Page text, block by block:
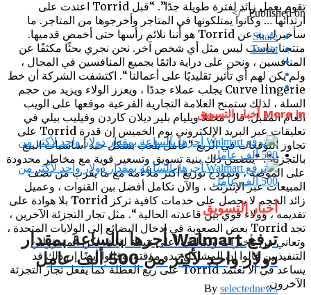
تقوم بعمل زائد لفترة طويلة جدًا”. “قبل Torrid اعتدت على
ارتدائها … وكانوا يمتلكونها في المتاجر وأخرجوها من المتاجر. ما
سأخبرك به عن Torrid هو أننا نلائم رأسها حتى أخمص قدميها.
منتجنا يناسب ليس مثل أي شخص آخر. نحن نجري بحثًا مكثفًا عن
المنافسين ، ونحن على دراية دائمًا بجميع المنافسين في المجال ،
ولم يكن لهم أي تأثير تقليديًا على أعمالنا “. اكتشفت الشركة أن خط
Curve lingerie يجلب عملاء جددًا ، ويعزز الولاء ويزيد من حجم
السلة ، لذلك ستمنح العلامة التجارية الفرعية موقعها على الويب
العام المقبل. قال محللا ويليام بلير ديلان كاردن وفيليب بيلي في
تعليقات عبر البريد الإلكتروني يوم الخميس إن قدرة Torrid على
تجاوز التوقعات في الربع “عامل يلعب بشكل جيد أساسيات البيع
بالتجزئة”. “يتضمن ذلك بنية تسويق وتسعير قوية مع مخاطر محدودة
على الموضة ، ونموذج توزيع أكثر ملاءمة مع ما يقرب من نصف
المبيعات عبر الإنترنت ، والآن تكامل أفضل بين القنوات ، وعميل
زائد الحجم لا يحصل على خدمات كافية تركز Torrid بلا هوادة على
تقديمه ، وولاء قوي بين قاعدته الحالية “. مثل تجار التجزئة الآخرين ،
تجد Torrid بعض الصعوبة في إدخال البضائع إلى الولايات المتحدة ،
وتعاني من تأخيرات وتكاليف أعلى نتيجة لذلك. لكن المسؤولين
التنفيذيين قالوا إن المشاكل تبدو مؤقتة. وقالوا أيضًا إن ذلك قد
يساعد في ألا تعتمد Torrid على ربع العطلة كما يفعل تجار التجزئة
الآخرون.
Published on
"/>
Share
Tweet
More in أخبار التسويق
أخبار التسويق
ترفع Walmart أجرها بالساعة بمقدار
دولار واحد لأكثر من 500 ألف عامل
By selectednews